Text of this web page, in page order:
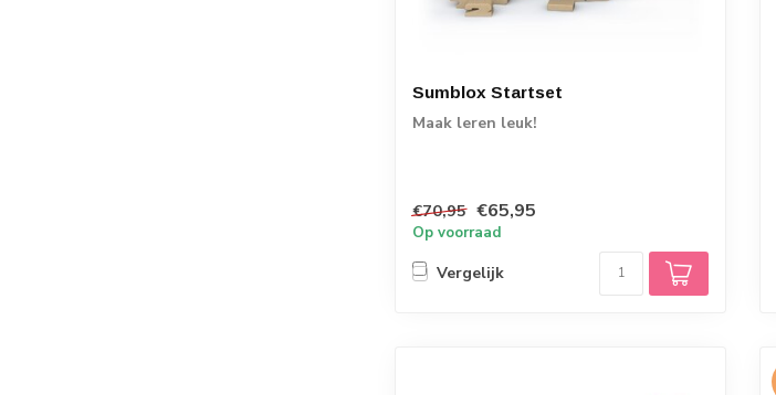
Sumblox Startset
Maak leren leuk!
€70,95 €65,95
Op voorraad
Vergelijk